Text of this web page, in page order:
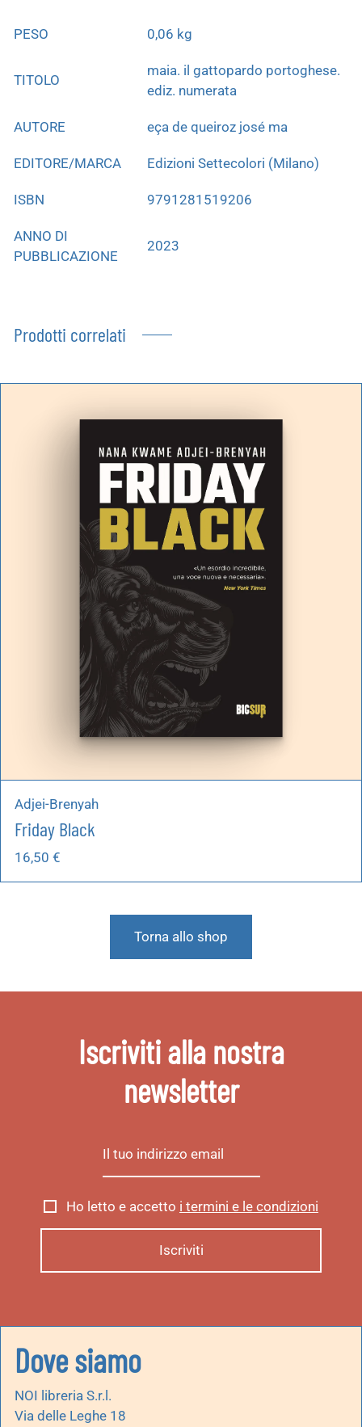
PESO 0,06 kg
TITOLO
maia. il gattopardo portoghese.
ediz. numerata
AUTORE eça de queiroz josé ma
EDITORE/MARCA Edizioni Settecolori (Milano)
ISBN 9791281519206
ANNO DI
PUBBLICAZIONE
2023
Prodotti correlati
Adjei-Brenyah
Friday Black
16,50 €
Torna allo shop
Iscriviti alla nostra
newsletter
Ho letto e accetto i termini e le condizioni
Dove siamo
NOI libreria S.r.l.
Via delle Leghe 18